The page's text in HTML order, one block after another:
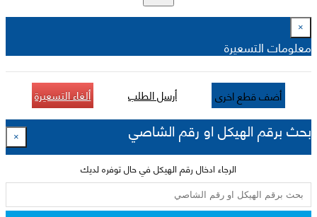
×
معلومات التسعيرة
أضف قطع اخرى أرسل الطلب ألغاء التسعيرة
بحث برقم الهيكل او رقم الشاصي ×
الرجاء ادخال رقم الهيكل في حال توفره لديك